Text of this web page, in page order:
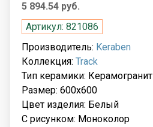
5 894.54 руб.
Артикул: 821086
Производитель: Keraben
Коллекция: Track
Тип керамики: Керамогранит
Размер: 600x600
Цвет изделия: Белый
С рисунком: Моноколор